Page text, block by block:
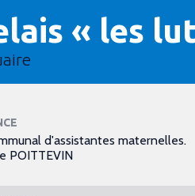
« les
d'assistantes maternelles.
POITTEVIN